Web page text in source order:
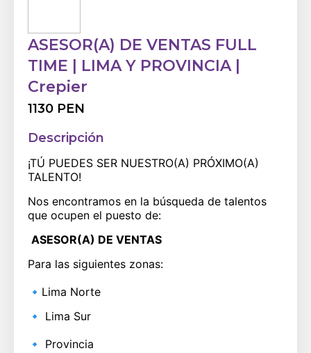
ASESOR(A) DE VENTAS FULL
TIME | LIMA Y PROVINCIA |
Crepier
1130 PEN
Descripción
¡TÚ PUEDES SER NUESTRO(A) PRÓXIMO(A)
TALENTO!
Nos encontramos en la búsqueda de talentos
que ocupen el puesto de:
ASESOR(A) DE VENTAS
Para las siguientes zonas:
🔹 Lima Norte
🔹 Lima Sur
🔹
Provincia